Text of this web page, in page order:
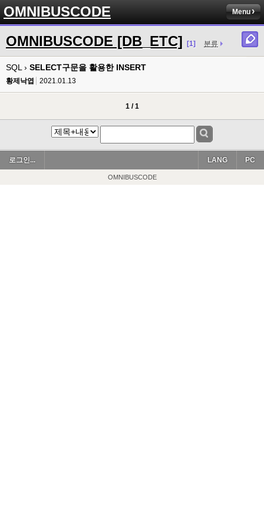
OMNIBUSCODE Menu
OMNIBUSCODE [DB_ETC] [1] 분류
SQL › SELECT구문을 활용한 INSERT
황제낙엽 2021.01.13
1 / 1
로그인... PC
LANG
OMNIBUSCODE